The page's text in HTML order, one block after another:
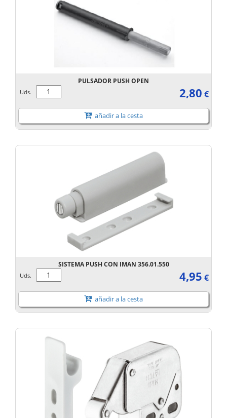
PULSADOR PUSH OPEN
Uds. 2,80 €
añadir a la cesta
SISTEMA PUSH CON IMAN 356.01.550
Uds. 4,95 €
añadir a la cesta